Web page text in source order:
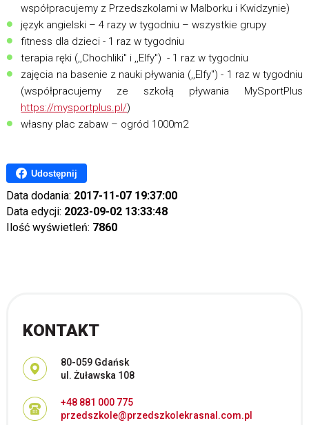
współpracujemy z Przedszkolami w Malborku i Kwidzynie)
język angielski – 4 razy w tygodniu – wszystkie grupy
fitness dla dzieci - 1 raz w tygodniu
terapia ręki (,,Chochliki'' i ,,Elfy'') - 1 raz w tygodniu
zajęcia na basenie z nauki pływania (,,Elfy") - 1 raz w tygodniu
(współpracujemy ze szkołą pływania MySportPlus
https://mysportplus.pl/)
własny plac zabaw – ogród 1000m2
Udostępnij
Data dodania: 2017-11-07 19:37:00
Data edycji: 2023-09-02 13:33:48
Ilość wyświetleń: 7860
KONTAKT
Adres pocztowy:
80-059 Gdańsk
ul. Żuławska 108
+48 881 000 775
przedszkole@przedszkolekrasnal.com.pl